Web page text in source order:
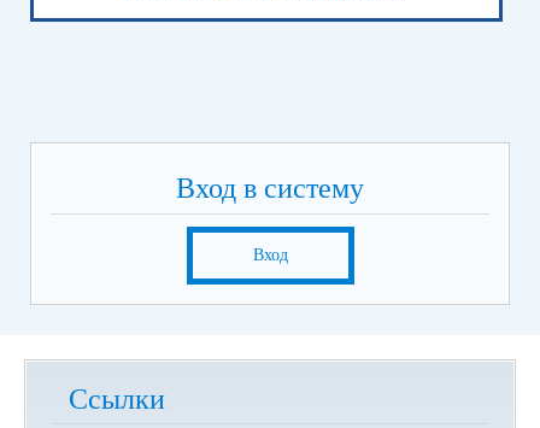
Вход в систему
Вход
Ссылки